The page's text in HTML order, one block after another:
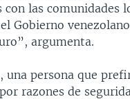
con las comunidades
Gobierno
argumenta.
una persona que
razones de